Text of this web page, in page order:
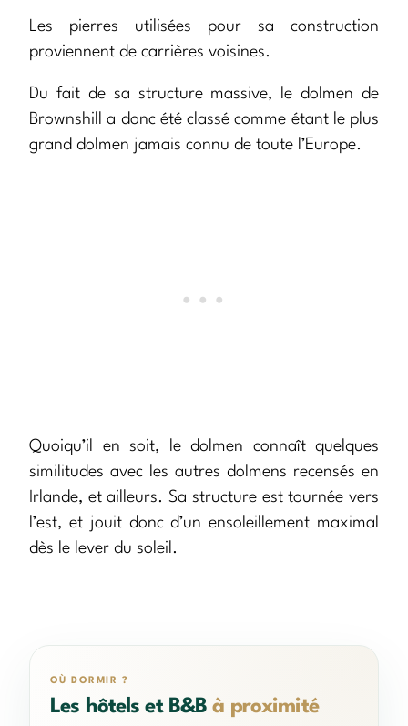
Les pierres utilisées pour sa construction
proviennent de carrières voisines.
Du fait de sa structure massive, le dolmen de
Brownshill a donc été classé comme étant le plus
grand dolmen jamais connu de toute l’Europe.
Quoiqu’il en soit, le dolmen connaît quelques
similitudes avec les autres dolmens recensés en
Irlande, et ailleurs. Sa structure est tournée vers
l’est, et jouit donc d’un ensoleillement maximal
dès le lever du soleil.
OÙ DORMIR ?
Les hôtels et B&Bà proximité